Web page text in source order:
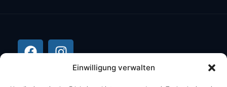
Einwilligung verwalten